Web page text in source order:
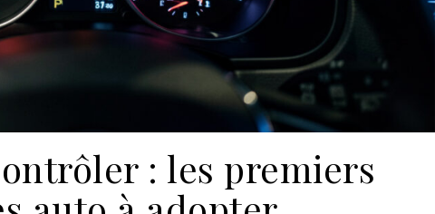
: les premiers